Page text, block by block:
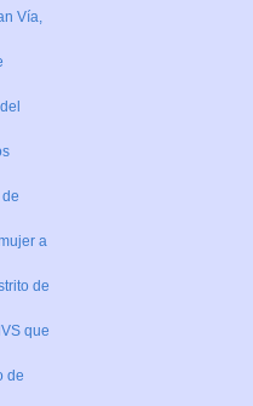
Vía,
a
de
que
de